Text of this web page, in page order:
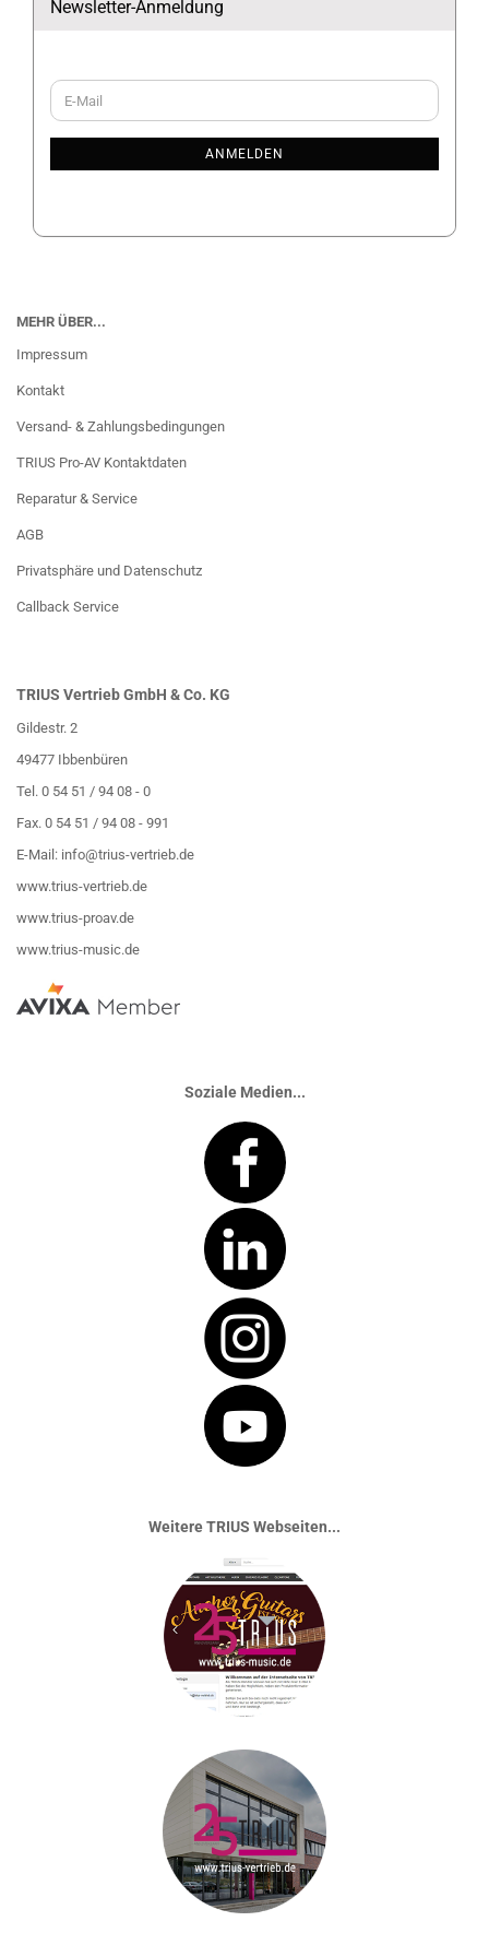
Newsletter-Anmeldung
WEITER
ZUR
E-
Mail
ANMELDEN
MEHR ÜBER...
Impressum
Kontakt
Versand- & Zahlungsbedingungen
TRIUS Pro-AV Kontaktdaten
Reparatur & Service
AGB
Privatsphäre und Datenschutz
Callback Service
TRIUS Vertrieb GmbH & Co. KG
Gildestr. 2
49477 Ibbenbüren
Tel. 0 54 51 / 94 08 - 0
Fax. 0 54 51 / 94 08 - 991
E-Mail: info@trius-vertrieb.de
www.trius-vertrieb.de
www.trius-proav.de
www.trius-music.de
Soziale Medien...
Weitere TRIUS Webseiten...